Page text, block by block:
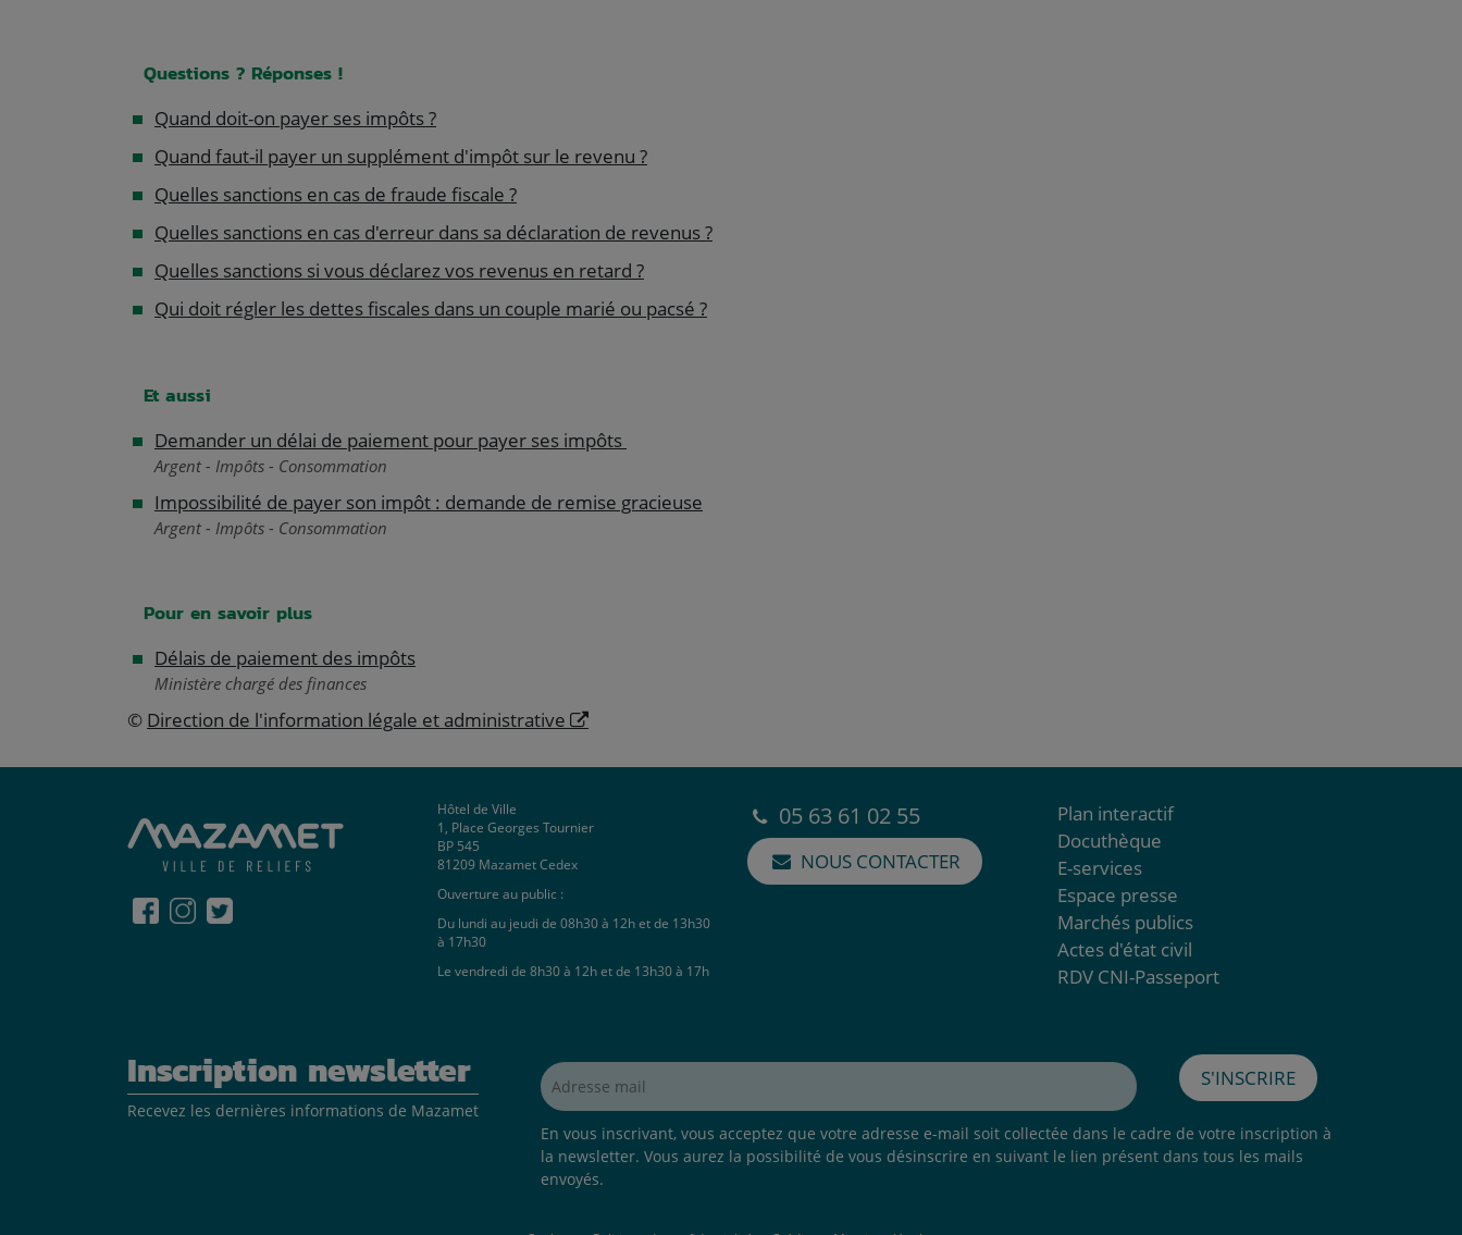
Questions ? Réponses !
Quand doit-on payer ses impôts ?
Quand faut-il payer un supplément d'impôt sur le revenu ?
Quelles sanctions en cas de fraude fiscale ?
Quelles sanctions en cas d'erreur dans sa déclaration de revenus ?
Quelles sanctions si vous déclarez vos revenus en retard ?
Qui doit régler les dettes fiscales dans un couple marié ou pacsé ?
Et aussi
Demander un délai de paiement pour payer ses impôts
Argent - Impôts - Consommation
Impossibilité de payer son impôt : demande de remise gracieuse
Argent - Impôts - Consommation
Pour en savoir plus
Délais de paiement des impôts
Ministère chargé des finances
© Direction de l'information légale et administrative
Hôtel de Ville
1, Place Georges Tournier
BP 545
81209 Mazamet Cedex
Ouverture au public :
Du lundi au jeudi de 08h30 à 12h et de 13h30
à 17h30
Le vendredi de 8h30 à 12h et de 13h30 à 17h
05 63 61 02 55
NOUS CONTACTER
Plan interactif
Docuthèque
E-services
Espace presse
Marchés publics
Actes d'état civil
RDV CNI-Passeport
Inscription newsletter
Recevez les dernières informations de Mazamet
Adresse mail*
S'inscrire
En vous inscrivant, vous acceptez que votre adresse e-mail soit collectée dans le cadre de votre inscription à
la newsletter. Vous aurez la possibilité de vous désinscrire en suivant le lien présent dans tous les mails
envoyés.